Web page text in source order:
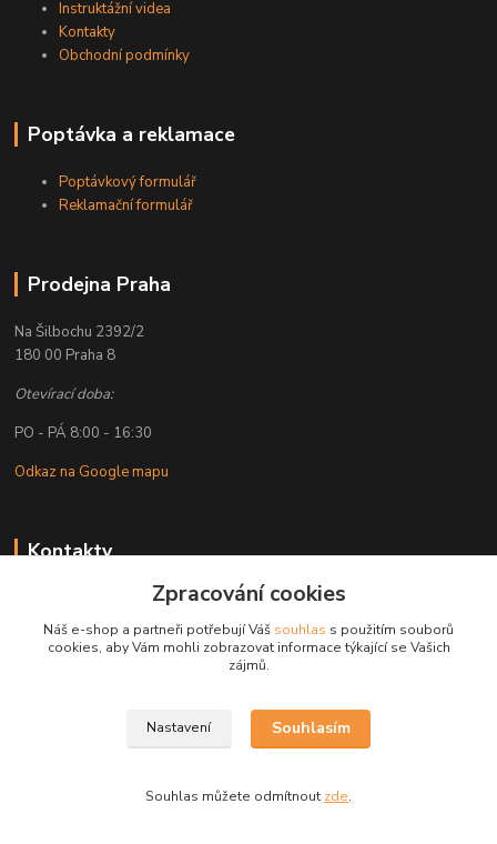
Instruktážní videa
Kontakty
Obchodní podmínky
Poptávka a reklamace
Poptávkový formulář
Reklamační formulář
Prodejna Praha
Na Šilbochu 2392/2
180 00 Praha 8
Otevírací doba:
PO - PÁ 8:00 - 16:30
Odkaz na Google mapu
Kontakty
Petr Lapka
+ 420 608 777 028
(Po-Pá, 8-16:30 hod.)
Zpracování cookies
Náš e-shop a partneři potřebují Váš souhlas s použitím souborů
cookies, aby Vám mohli zobrazovat informace týkající se Vašich
zájmů.
Nastavení Souhlasím
Souhlas můžete odmítnout zde.